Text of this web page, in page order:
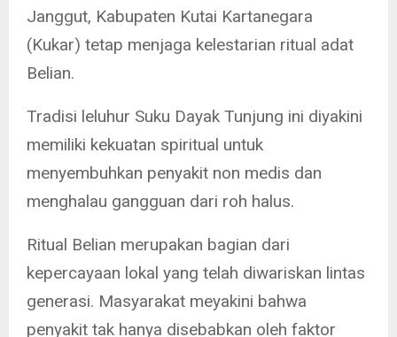
Janggut, Kabupaten Kutai Kartanegara
(Kukar) tetap menjaga kelestarian ritual adat
Belian.
Tradisi leluhur Suku Dayak Tunjung ini diyakini
memiliki kekuatan spiritual untuk
menyembuhkan penyakit non medis dan
menghalau gangguan dari roh halus.
Ritual Belian merupakan bagian dari
kepercayaan lokal yang telah diwariskan lintas
generasi. Masyarakat meyakini bahwa
penyakit tak hanya disebabkan oleh faktor